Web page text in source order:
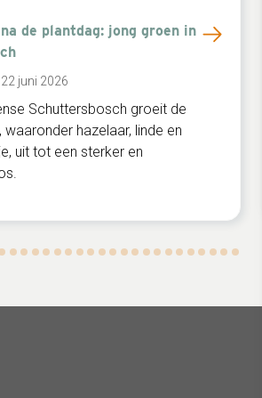
de plantdag: jong groen in
juni 2026
Schuttersbosch groeit de
waaronder hazelaar, linde en
uit tot een sterker en